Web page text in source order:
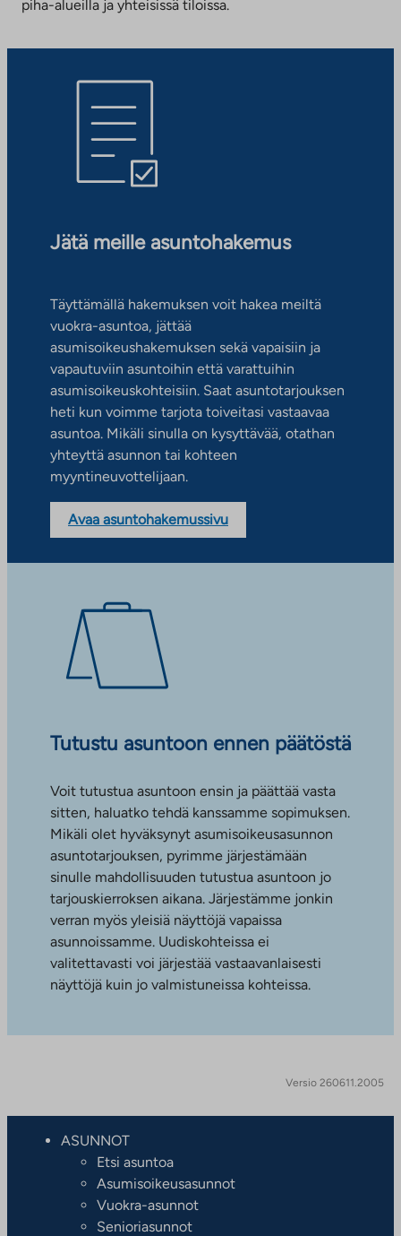
piha-alueilla ja yhteisissä tiloissa.
Jätä meille asuntohakemus
Täyttämällä hakemuksen voit hakea meiltä
vuokra-asuntoa, jättää
asumisoikeushakemuksen sekä vapaisiin ja
vapautuviin asuntoihin että varattuihin
asumisoikeuskohteisiin. Saat asuntotarjouksen
heti kun voimme tarjota toiveitasi vastaavaa
asuntoa. Mikäli sinulla on kysyttävää, otathan
yhteyttä asunnon tai kohteen
myyntineuvottelijaan.
Avaa asuntohakemussivu
Tutustu asuntoon ennen päätöstä
Voit tutustua asuntoon ensin ja päättää vasta
sitten, haluatko tehdä kanssamme sopimuksen.
Mikäli olet hyväksynyt asumisoikeusasunnon
asuntotarjouksen, pyrimme järjestämään
sinulle mahdollisuuden tutustua asuntoon jo
tarjouskierroksen aikana. Järjestämme jonkin
verran myös yleisiä näyttöjä vapaissa
asunnoissamme. Uudiskohteissa ei
valitettavasti voi järjestää vastaavanlaisesti
näyttöjä kuin jo valmistuneissa kohteissa.
Versio 260611.2005
ASUNNOT
Etsi asuntoa
Asumisoikeusasunnot
Vuokra-asunnot
Senioriasunnot